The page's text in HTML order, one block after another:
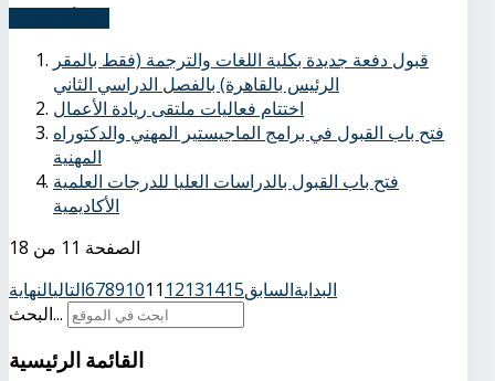
قبول دفعة جديدة بكلية اللغات والترجمة (فقط بالمقر
الرئيس بالقاهرة) بالفصل الدراسي الثاني
اختتام فعاليات ملتقى ريادة الأعمال
فتح باب القبول في برامج الماجيستير المهني والدكتوراه
المهنية
فتح باب القبول بالدراسات العليا للدرجات العلمية
الأكاديمية
الصفحة 11 من 18
البدايةالسابق 67891011 12131415 التاليالنهاية
البحث...
القائمة الرئيسية